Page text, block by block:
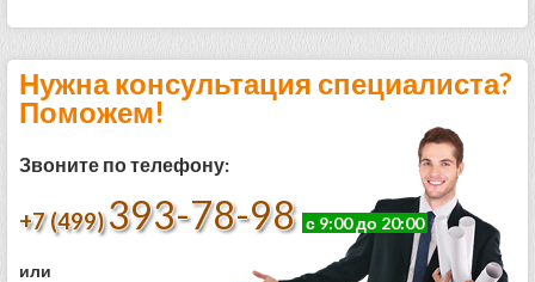
Нужна консультация специалиста?
Поможем!
Звоните по телефону:
+7 (499) 393-78-98 с 9:00 до 20:00
или